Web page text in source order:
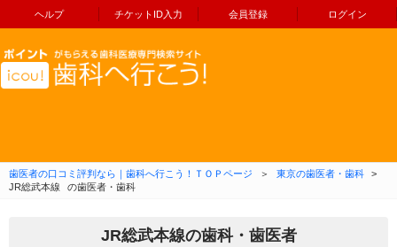
ヘルプ チケットID入力 会員登録 ログイン
コンテンツへ移動
歯医者の口コミ評判なら｜歯科へ行こう！ＴＯＰページ ＞ 東京の歯医者・歯科
>
JR総武本線
の歯医者・歯科
JR総武本線の歯科・歯医者